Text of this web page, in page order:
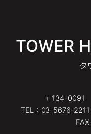
TOWER
タ
〒134-0091
TEL：03-5676-